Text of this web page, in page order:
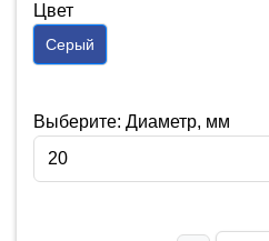
Цвет
Серый
Выберите: Диаметр, мм
20